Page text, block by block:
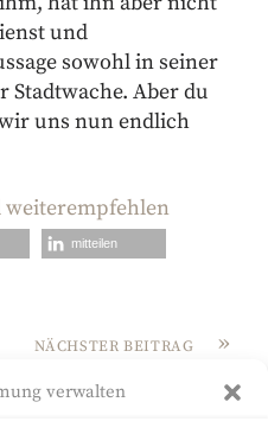
verwalten
und
sowohl in seiner
Stadtwache. Aber du
uns nun endlich
weiterempfehlen
mitteilen
»
NÄCHSTER BEITRAG